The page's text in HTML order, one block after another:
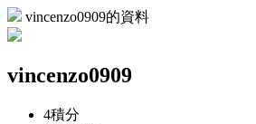
vincenzo0909的資料
vincenzo0909
4積分